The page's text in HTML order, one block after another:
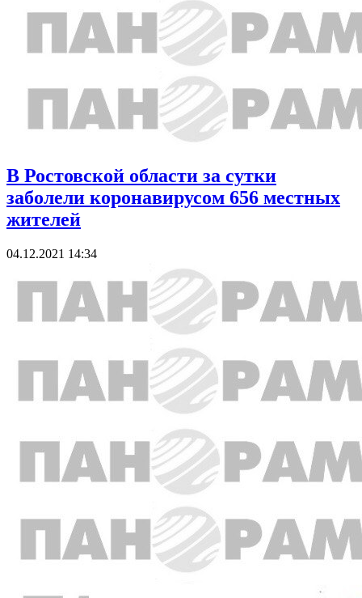
В Ростовской области за сутки
заболели коронавирусом 656 местных
жителей
04.12.2021 14:34